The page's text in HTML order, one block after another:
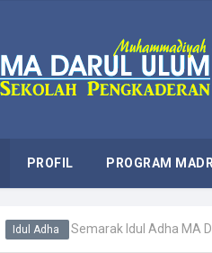
PROFIL PROGRAM
Idul Adha Semarak Idul Adha MA